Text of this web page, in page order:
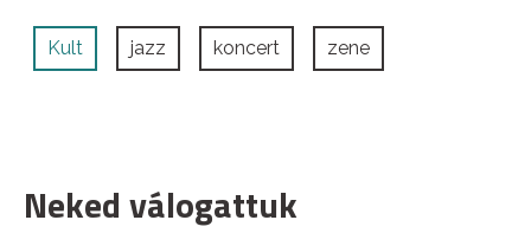
Kult jazz koncert zene
Neked válogattuk